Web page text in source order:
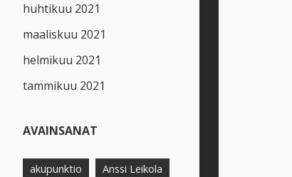
huhtikuu 2021
maaliskuu 2021
helmikuu 2021
tammikuu 2021
AVAINSANAT
akupunktio Anssi Leikola